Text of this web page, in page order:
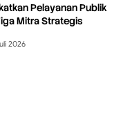
Pelayanan Publik
Mitra Strategis
2026